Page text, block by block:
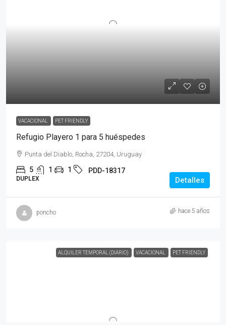
VACACIONAL PET FRIENDLY
Refugio Playero 1 para 5 huéspedes
Punta del Diablo, Rocha, 27204, Uruguay
5 1 1 PDD-18317
DUPLEX Detalles
poncho hace 5 años
ALQUILER TEMPORAL (DIARIO) VACACIONAL PET FRIENDLY